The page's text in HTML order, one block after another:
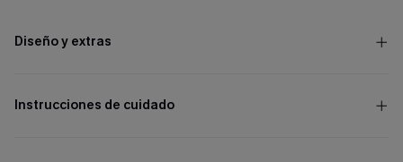
Diseño y extras
Instrucciones de cuidado